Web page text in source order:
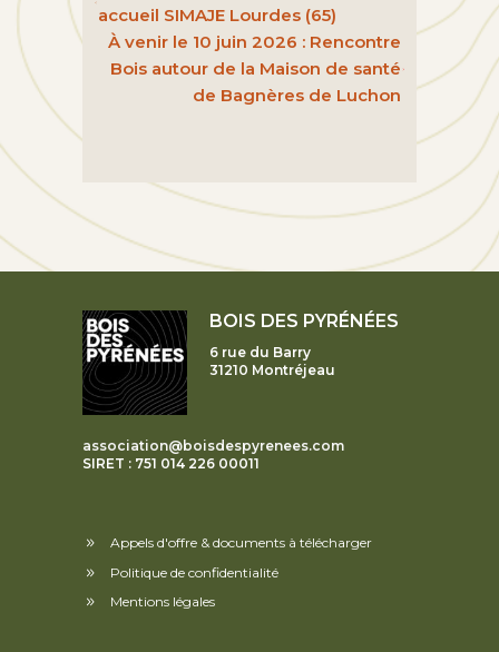
accueil SIMAJE Lourdes (65)
À venir le 10 juin 2026 : Rencontre
Bois autour de la Maison de santé
de Bagnères de Luchon
BOIS DES PYRÉNÉES
6 rue du Barry
31210 Montréjeau
association@boisdespyrenees.com
SIRET : 751 014 226 00011
Appels d'offre & documents à télécharger
Politique de confidentialité
Mentions légales